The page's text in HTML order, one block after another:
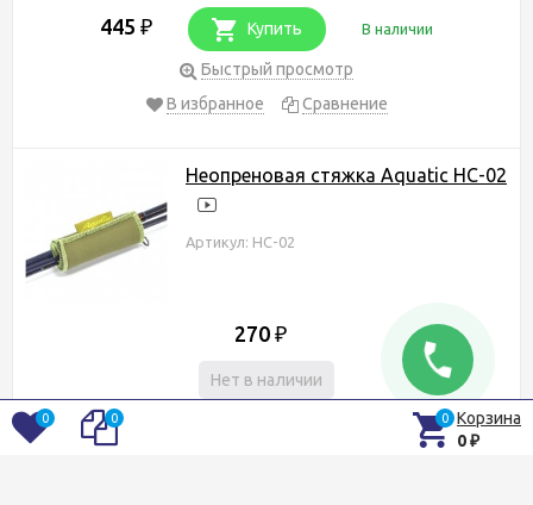
445 ₽ Купить В наличии
Быстрый просмотр
В избранное
Сравнение
Неопреновая стяжка Aquatic НС-02
Артикул: НС-02
270 ₽
Нет в наличии
0 0 0 Корзина
0 ₽